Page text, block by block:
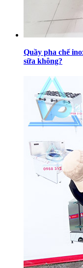
Quầy pha chế
sữa không?